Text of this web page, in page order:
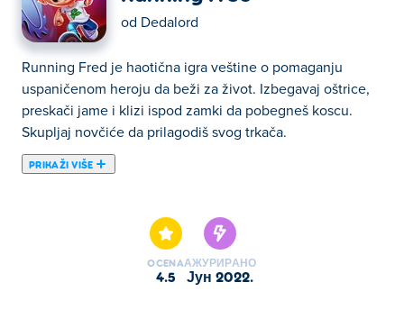
od Dedalord
Running Fred je haotična igra veštine o pomaganju
uspaničenom heroju da beži za život. Izbegavaj oštrice,
preskači jame i klizi ispod zamki da pobegneš koscu.
Skupljaj novčiće da prilagodiš svog trkača.
PRIKAŽI VIŠE
OCENA
4.5
АЖУРИРАНО
јун 2022.